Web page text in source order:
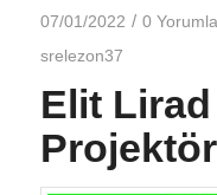
07/01/2022 / 0
srelezon37
Elit
Projektör